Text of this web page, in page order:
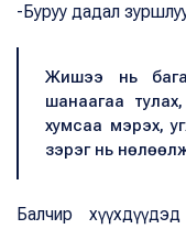
-Буруу дадал
Жишээ нь бага
шанаагаа
хумсаа мэрэх,
зэрэг нь
Балчир